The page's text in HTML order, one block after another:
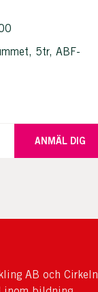
5tr, ABF-
ANMÄL DIG
AB och Cirkeln